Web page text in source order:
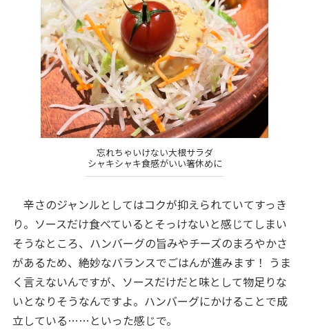
忘れちゃいけない大根サラダ
シャキシャキ食感がいい箸休めに
辛さのジャンルとしてはコクが抑えられていてすっき
り。ソースだけ食べているとそっけないと感じてしまい
そうなところ、ハンバーグの旨みやチーズのまろやかさ
があるため、絶妙なバランスでごはんが進みます！ うま
く言えないんですが、ソースだけだと味として物足りな
いとなりそうなんですよ。ハンバーグにかけることで成
立している……といった感じで。